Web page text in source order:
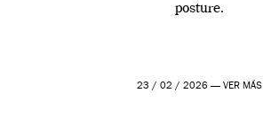
posture.
23 / 02 / 2026 — VER MÁS